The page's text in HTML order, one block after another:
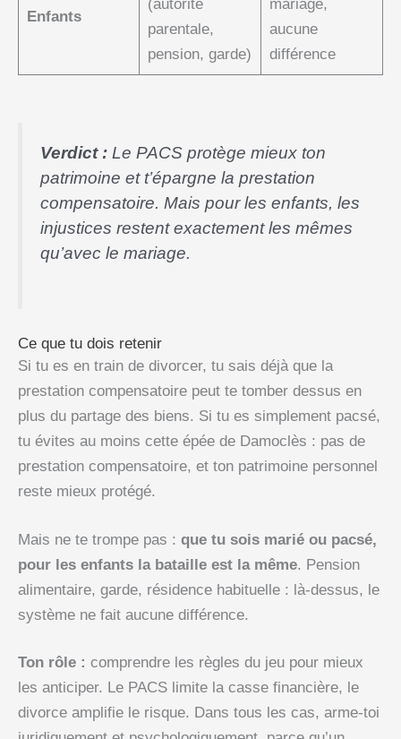
Enfants
(autorité
parentale,
pension, garde)
mariage,
aucune
différence
Verdict : Le PACS protège mieux ton
patrimoine et t’épargne la prestation
compensatoire. Mais pour les enfants, les
injustices restent exactement les mêmes
qu’avec le mariage.
Ce que tu dois retenir
Si tu es en train de divorcer, tu sais déjà que la
prestation compensatoire peut te tomber dessus en
plus du partage des biens. Si tu es simplement pacsé,
tu évites au moins cette épée de Damoclès : pas de
prestation compensatoire, et ton patrimoine personnel
reste mieux protégé.
Mais ne te trompe pas : que tu sois marié ou pacsé,
pour les enfants la bataille est la même. Pension
alimentaire, garde, résidence habituelle : là-dessus, le
système ne fait aucune différence.
Ton rôle : comprendre les règles du jeu pour mieux
les anticiper. Le PACS limite la casse financière, le
divorce amplifie le risque. Dans tous les cas, arme-toi